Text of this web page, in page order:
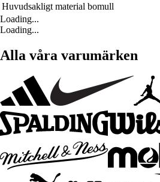
Huvudsakligt material bomull
Loading...
Loading...
Alla våra varumärken